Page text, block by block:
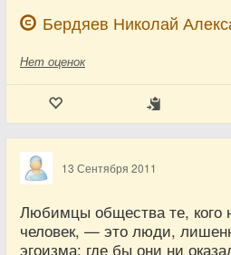
Бердяев Николай
Нет оценок
13 Сентября 2011
Любимцы общества те, кого
человек, — это люди,
эгоизма: где бы они ни